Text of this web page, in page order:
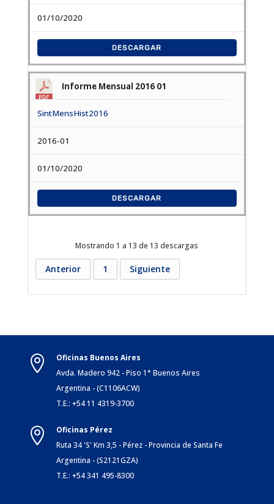
01/10/2020
DESCARGAR
Informe Mensual 2016 01
SintMensHist2016
2016-01
01/10/2020
DESCARGAR
Mostrando 1 a 13 de 13 descargas
Anterior 1 Siguiente

Oficinas Buenos Aires
Avda. Madero 942 - Piso 1° Buenos Aires
Argentina - (C1106ACW)
T.E.: +54 11 4319-3700

Oficinas Pérez
Ruta 34 'S' Km 3,5 - Pérez - Provincia de Santa Fe
Argentina - (S2121GZA)
T.E.: +54 341 495-8300